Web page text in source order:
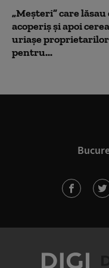
„Meșteri” care lăsau
acoperiș și apoi
uriașe proprietarilor
pentru...